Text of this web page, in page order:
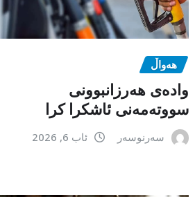
هەواڵ
وادەی هەرزانبوونی
سووتەمەنی ئاشکرا کرا
سەرنوسەر ئاب 6, 2026